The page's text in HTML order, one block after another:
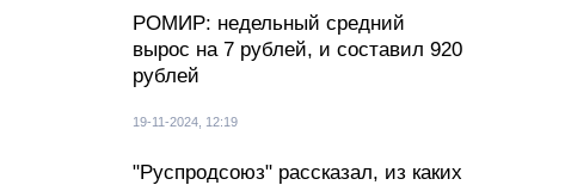
РОМИР: недельный средний
вырос на 7 рублей, и составил 920
рублей
19-11-2024, 12:19
"Руспродсоюз" рассказал, из каких